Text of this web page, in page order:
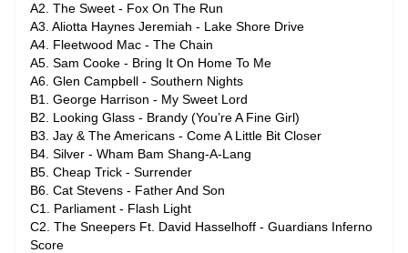
A2. The Sweet - Fox On The Run
A3. Aliotta Haynes Jeremiah - Lake Shore Drive
A4. Fleetwood Mac - The Chain
A5. Sam Cooke - Bring It On Home To Me
A6. Glen Campbell - Southern Nights
B1. George Harrison - My Sweet Lord
B2. Looking Glass - Brandy (You’re A Fine Girl)
B3. Jay & The Americans - Come A Little Bit Closer
B4. Silver - Wham Bam Shang-A-Lang
B5. Cheap Trick - Surrender
B6. Cat Stevens - Father And Son
C1. Parliament - Flash Light
C2. The Sneepers Ft. David Hasselhoff - Guardians Inferno
Score